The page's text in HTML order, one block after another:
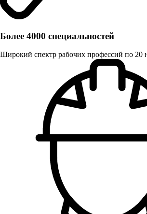
Более 4000 специальностей
Широкий спектр рабочих профессий по 20